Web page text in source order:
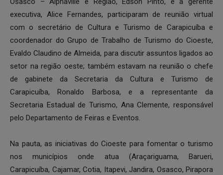
executiva, Alice Fernandes, participaram de reunião virtual
com o secretário de Cultura e Turismo de Carapicuíba e
coordenador do Grupo de Trabalho de Turismo do Cioeste,
Evaldo Claudino de Almeida, para discutir assuntos ligados ao
setor na região oeste; também estavam na reunião o chefe
de gabinete da Secretaria da Cultura e Turismo de
Carapicuíba, Ronaldo Barbosa, e a representante da
Secretaria Estadual de Turismo, Ana Clemente, responsável
pelo Departamento de Feiras e Eventos.
Na pauta, as iniciativas do Cioeste para fomentar o turismo
nos municípios onde atua (Araçariguama, Barueri,
Carapicuíba, Cajamar, Cotia, Itapevi, Jandira, Osasco, Pirapora